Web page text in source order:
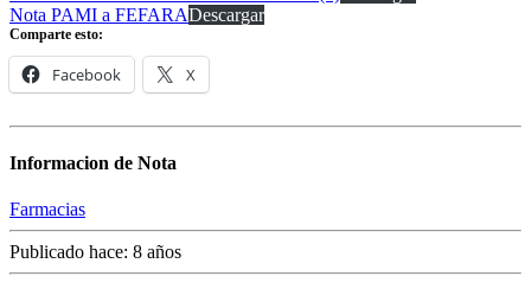
Nota PAMI a FEFARADescargar
Comparte esto:
Facebook X
Informacion de Nota
Farmacias
Publicado hace: 8 años